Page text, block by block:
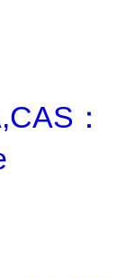
：